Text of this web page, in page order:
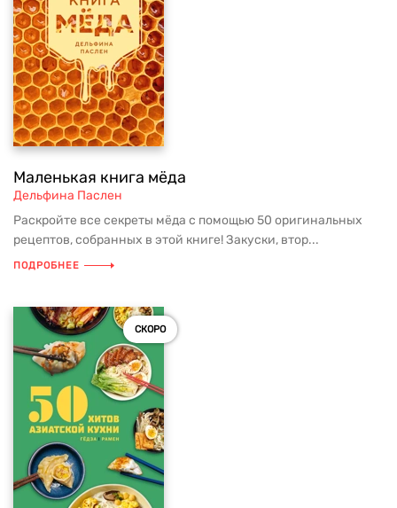
Маленькая книга мёда
Дельфина Паслен
Раскройте все секреты мёда с помощью 50 оригинальных
рецептов, собранных в этой книге! Закуски, втор...
ПОДРОБНЕЕ
СКОРО